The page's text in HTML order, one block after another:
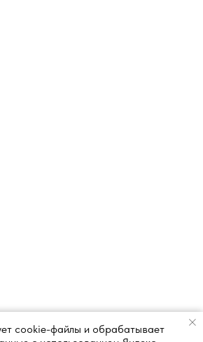
cookie-файлы и обрабатывает